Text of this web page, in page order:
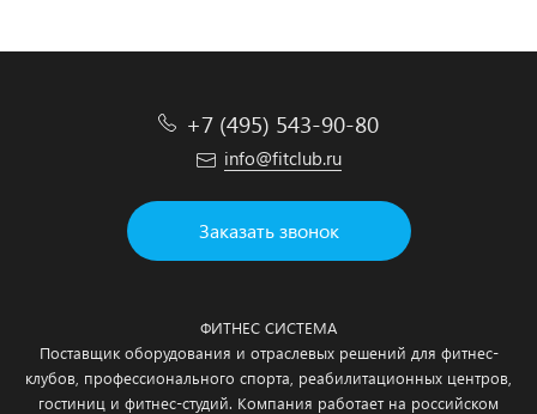
+7 (495) 543-90-80
info@fitclub.ru
Заказать звонок
ФИТНЕС СИСТЕМА
Поставщик оборудования и отраслевых решений для фитнес-
клубов, профессионального спорта, реабилитационных центров,
гостиниц и фитнес-студий. Компания работает на российском